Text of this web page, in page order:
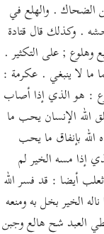
الضحاك . والهلع في
وأفحشه . وكذلك قال قتادة
وهلوع ; على التكثير .
ما لا ينبغي . عكرمة :
: هو الذي إذا أصاب
الله الإنسان يحب ما
بإنفاق ما يحب
إذا مسه الخير لم
أيضا : قد فسر الله
الخير بخل به ومنعه
العبد شح هالع وجبن